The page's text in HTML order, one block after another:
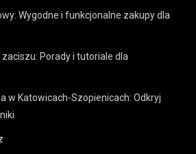
Wygodne i funkcjonalne zakupy dla
Porady i tutoriale dla
w Katowicach-Szopienicach: Odkryj